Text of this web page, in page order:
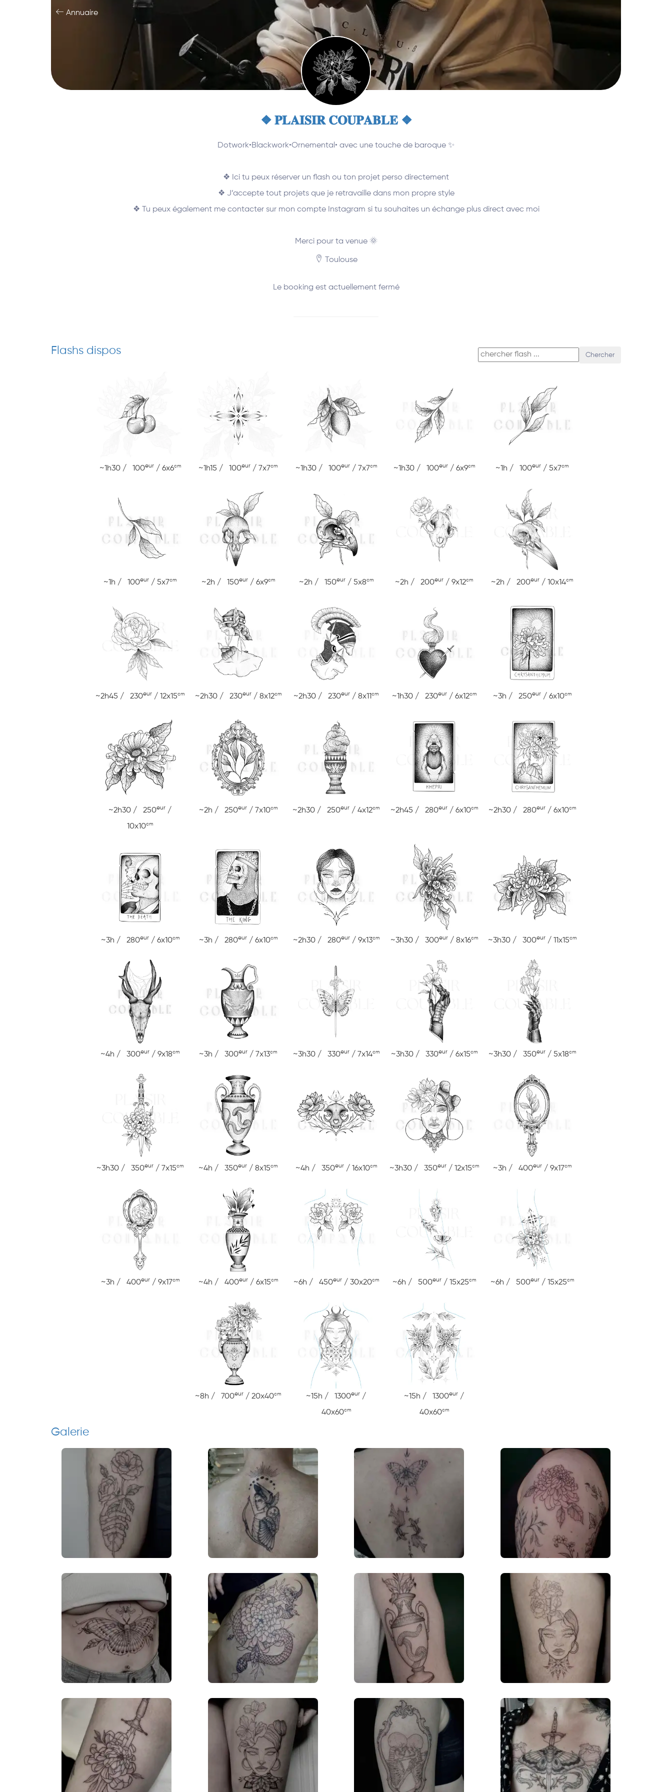
Annuaire
❖ 𝐏𝐋𝐀𝐈𝐒𝐈𝐑 𝐂𝐎𝐔𝐏𝐀𝐁𝐋𝐄 ❖
Dotwork•Blackwork•Ornemental• avec une touche de baroque ✨
❖ Ici tu peux réserver un flash ou ton projet perso directement
❖ J’accepte tout projets que je retravaille dans mon propre style
❖ Tu peux également me contacter sur mon compte Instagram si tu souhaites un échange plus direct avec moi
Merci pour ta venue 🌞
Toulouse
Le booking est actuellement fermé
Flashs dispos Chercher
~1h30 / 100eur / 6x6cm ~1h15 / 100eur / 7x7cm ~1h30 / 100eur / 7x7cm ~1h30 / 100eur / 6x9cm ~1h / 100eur / 5x7cm
~1h / 100eur / 5x7cm ~2h / 150eur / 6x9cm ~2h / 150eur / 5x8cm ~2h / 200eur / 9x12cm ~2h / 200eur / 10x14cm
~2h45 / 230eur / 12x15cm ~2h30 / 230eur / 8x12cm ~2h30 / 230eur / 8x11 cm ~1h30 / 230eur / 6x12cm ~3h / 250eur / 6x10cm
~2h30 / 250eur /
10x10cm
~2h / 250eur / 7x10cm ~2h30 / 250eur / 4x12cm ~2h45 / 280eur / 6x10cm ~2h30 / 280eur / 6x10cm
~3h / 280eur / 6x10cm ~3h / 280eur / 6x10cm ~2h30 / 280eur / 9x13cm ~3h30 / 300eur / 8x16cm ~3h30 / 300eur / 11x15cm
~4h / 300eur / 9x18cm ~3h / 300eur / 7x13cm ~3h30 / 330eur / 7x14cm ~3h30 / 330eur / 6x15cm ~3h30 / 350eur / 5x18cm
~3h30 / 350eur / 7x15cm ~4h / 350eur / 8x15cm ~4h / 350eur / 16x10cm ~3h30 / 350eur / 12x15cm ~3h / 400eur / 9x17cm
~3h / 400eur / 9x17cm ~4h / 400eur / 6x15cm ~6h / 450eur / 30x20cm ~6h / 500eur / 15x25cm ~6h / 500eur / 15x25cm
~8h / 700eur / 20x40cm ~15h / 1300eur /
40x60cm
~15h / 1300eur /
40x60cm
Galerie